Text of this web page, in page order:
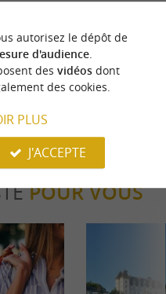
national qui ...
319 m -
POUR VOUS
autorisez le dépôt de
d'audience.
des vidéosdont
des cookies.
PLUS
J'ACCEPTE